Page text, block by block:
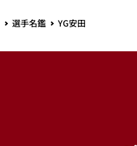
選手名鑑 YG安田